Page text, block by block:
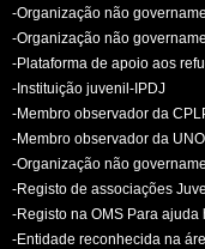
-Organização não
-Organização não
-Plataforma de apoio aos
-Instituição juvenil-IPDJ
-Membro observador da
-Membro observador da
-Organização não
-Registo de associações
-Registo na OMS Para ajuda
-Entidade reconhecida na